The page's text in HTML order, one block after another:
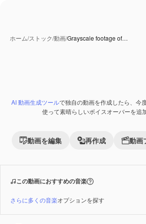
ホーム/ストック/動画/Grayscale footage of…
Premium
AI 動画生成ツールで独自の動画を作成したら、今
使って素晴らしいボイスオーバーを追
動画を編集 再作成 動画
この動画におすすめの音楽
さらに多くの音楽オプションを探す